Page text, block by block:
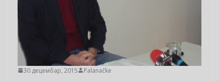
30 децембар, 2015 Palanačke